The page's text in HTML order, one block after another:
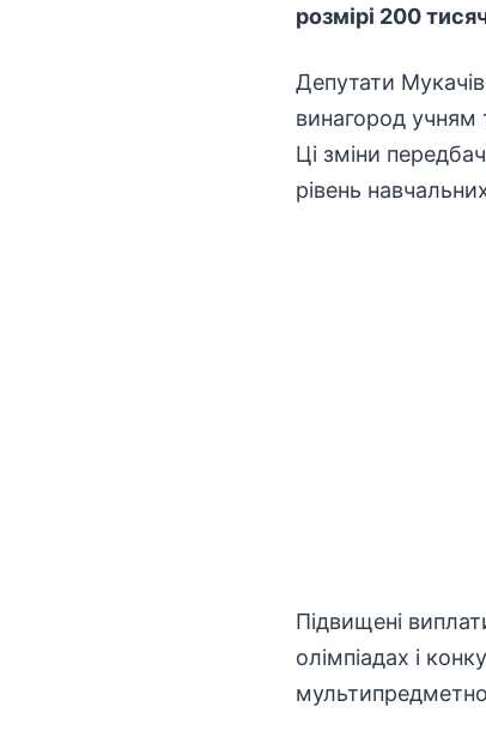
розмірі 200
Депутати
винагород учням
Ці зміни
рівень
Підвищені
олімпіадах і